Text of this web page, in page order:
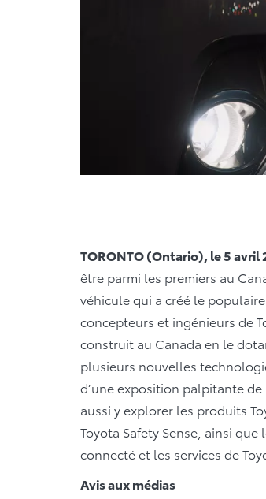
TORONTO (Ontario), le 5 avril
être parmi les premiers au
véhicule qui a créé le
concepteurs et ingénieurs de
construit au Canada en le
plusieurs nouvelles
d’une exposition palpitante
aussi y explorer les produits
Toyota Safety Sense, ainsi
connecté et les services de
Avis aux médias